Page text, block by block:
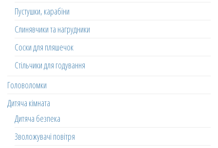
Пустушки, карабіни
Слинявчики та нагрудники
Соски для пляшечок
Стільчики для годування
Головоломки
Дитяча кімната
Дитяча безпека
Зволожувачі повітря